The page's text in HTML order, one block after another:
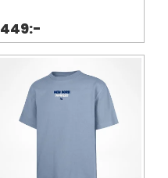
449:-